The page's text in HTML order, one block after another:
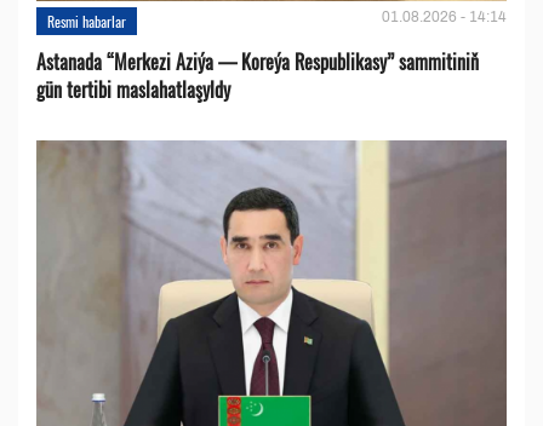
Resmi habarlar 01.08.2026 - 14:14
Astanada “Merkezi Aziýa — Koreýa Respublikasy” sammitiniň
gün tertibi maslahatlaşyldy